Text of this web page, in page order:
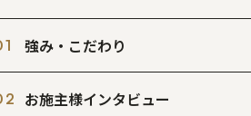
強み・こだわり
お施主様インタビュー